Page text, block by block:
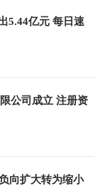
5.44亿元 每日速
公司成立 注册资
向扩大转为缩小